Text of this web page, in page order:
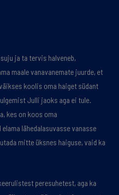
ja ta tervis halveneb,
maale vanavanemate juurde, et
koolis oma haiget südant
Julli jaoks aga ei tule.
kes on koos oma
lähedalasuvasse vanasse
mitte üksnes haiguse, vaid ka
peresuhetest, aga ka